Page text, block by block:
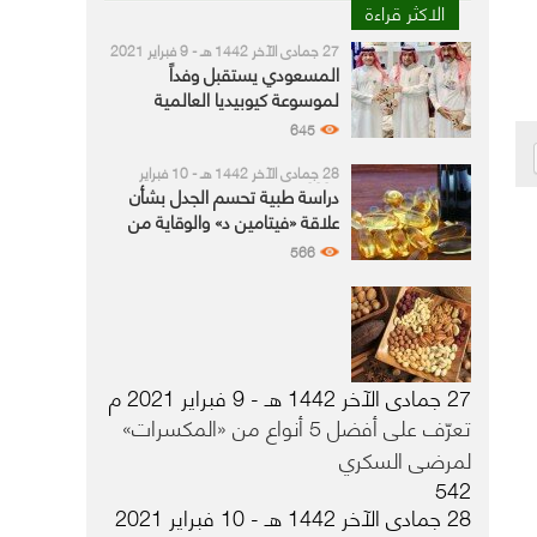
الاكثر قراءة
27 جمادى الآخر 1442 هـ - 9 فبراير 2021
م
المسعودي يستقبل وفداً
لموسوعة كيوبيديا العالمية
645
28 جمادى الآخر 1442 هـ - 10 فبراير
2021 م
دراسة طبية تحسم الجدل بشأن
علاقة «فيتامين د» والوقاية من
«كورونا»
566
27 جمادى الآخر 1442 هـ - 9 فبراير 2021 م
تعرّف على أفضل 5 أنواع من «المكسرات»
لمرضى السكري
542
28 جمادى الآخر 1442 هـ - 10 فبراير 2021